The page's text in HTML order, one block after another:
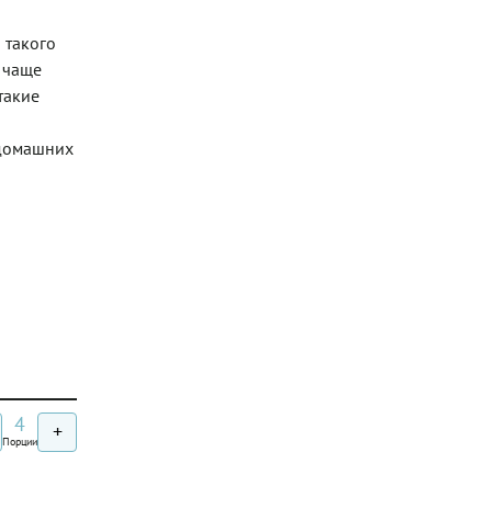
чаще
4
Порции +